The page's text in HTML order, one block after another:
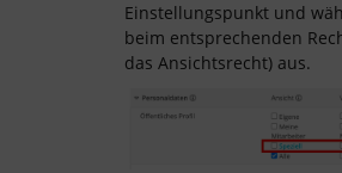
Einstellungspunkt und
beim entsprechenden
das Ansichtsrecht) aus.